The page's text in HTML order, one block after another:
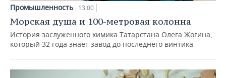
Промышленность 13:00
Морская душа и 100-метровая колонна
История заслуженного химика Татарстана Олега Жогина,
который 32 года знает завод до последнего винтика